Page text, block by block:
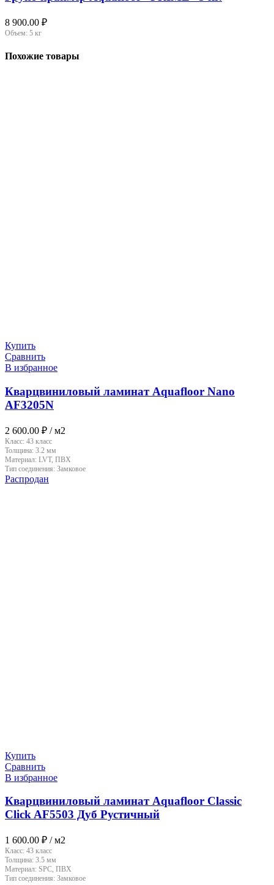
8 900.00 ₽
Объем: 5 кг
Похожие товары
Купить
Сравнить
В избранное
Кварцвиниловый ламинат Aquafloor Nano
AF3205N
2 600.00 ₽ / м2
Класс: 43 класс
Толщина: 3.2 мм
Материал: LVT, ПВХ
Тип соединения: Замковое
Распродан
Купить
Сравнить
В избранное
Кварцвиниловый ламинат Aquafloor Classic
Click AF5503 Дуб Рустичный
1 600.00 ₽ / м2
Класс: 43 класс
Толщина: 3.5 мм
Материал: SPC, ПВХ
Тип соединения: Замковое